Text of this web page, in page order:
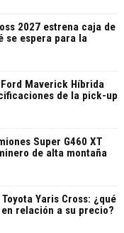
2027 estrena caja de
se espera para la
Maverick Híbrida
de la pick-up
Super G460 XT
de alta montaña
Yaris Cross: ¿qué
relación a su precio?